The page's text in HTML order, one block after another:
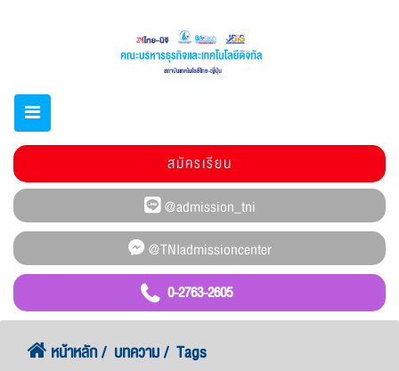
0-2763-2605
สมัครเรียน
หน้าหลัก บทความ Tags